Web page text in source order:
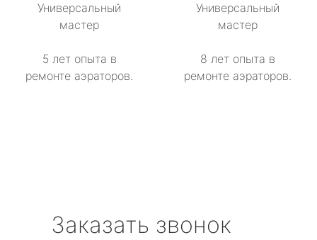
Универсальный
мастер
5 лет опыта в
ремонте аэраторов.
Универсальный
мастер
8 лет опыта в
ремонте аэраторов.
Заказать звонок